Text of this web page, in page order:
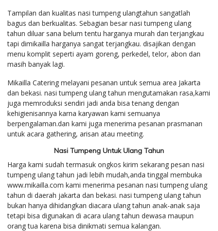
Tampilan dan kualitas nasi tumpeng ulangtahun sangatlah
bagus dan berkualitas. Sebagian besar nasi tumpeng ulang
tahun diluar sana belum tentu harganya murah dan terjangkau
tapi dimikailla harganya sangat terjangkau. disajikan dengan
menu komplit seperti ayam goreng, perkedel, telor, abon dan
masih banyak lagi.
Mikailla Catering melayani pesanan untuk semua area Jakarta
dan bekasi. nasi tumpeng ulang tahun mengutamakan rasa,kami
juga memroduksi sendiri jadi anda bisa tenang dengan
kehigienisannya karna karyawan kami semuanya
berpengalaman.dan kami juga menerima pesanan prasmanan
untuk acara gathering, arisan atau meeting.
Nasi Tumpeng Untuk Ulang Tahun
Harga kami sudah termasuk ongkos kirim sekarang pesan nasi
tumpeng ulang tahun jadi lebih mudah,anda tinggal membuka
www.mikailla.com kami menerima pesanan nasi tumpeng ulang
tahun di daerah jakarta dan bekasi. nasi tumpeng ulang tahun
bukan hanya dihidangkan diacara ulang tahun anak-anak saja
tetapi bisa digunakan di acara ulang tahun dewasa maupun
orang tua karena bisa dinikmati semua kalangan.